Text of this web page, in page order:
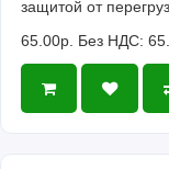
защитой от
65.00р. Без НДС: